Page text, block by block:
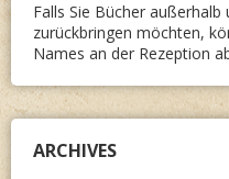
Falls Sie Bücher
zurückbringen möchten,
Names an der Rezeption
ARCHIVES